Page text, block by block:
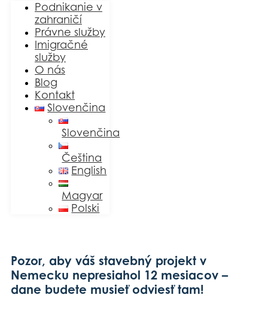
Podnikanie v
zahraničí
Právne služby
Imigračné
služby
O nás
Blog
Kontakt
Slovenčina
Slovenčina
Čeština
English
Magyar
Polski
Pozor, aby váš stavebný projekt v
Nemecku nepresiahol 12 mesiacov –
dane budete musieť odviesť tam!